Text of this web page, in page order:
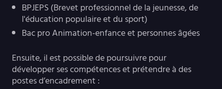
BPJEPS (Brevet professionnel de la jeunesse, de
l'éducation populaire et du sport)
Bac pro Animation-enfance et personnes âgées
Ensuite, il est possible de poursuivre pour
développer ses compétences et prétendre à des
postes d’encadrement :